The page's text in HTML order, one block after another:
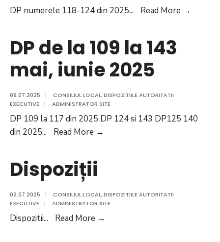
DP numerele 118-124 din 2025... Read More →
DP de la 109 la 143
mai, iunie 2025
09.07.2025 | CONSILIUL LOCAL,DISPOZITIILE AUTORITATII
EXECUTIVE
| ADMINISTRATOR SITE
DP 109 la 117 din 2025 DP 124 si 143 DP125 140
din 2025... Read More →
143
Dispoziții
02.07.2025 | CONSILIUL LOCAL,DISPOZITIILE AUTORITATII
EXECUTIVE
| ADMINISTRATOR SITE
Dispozitii... Read More →